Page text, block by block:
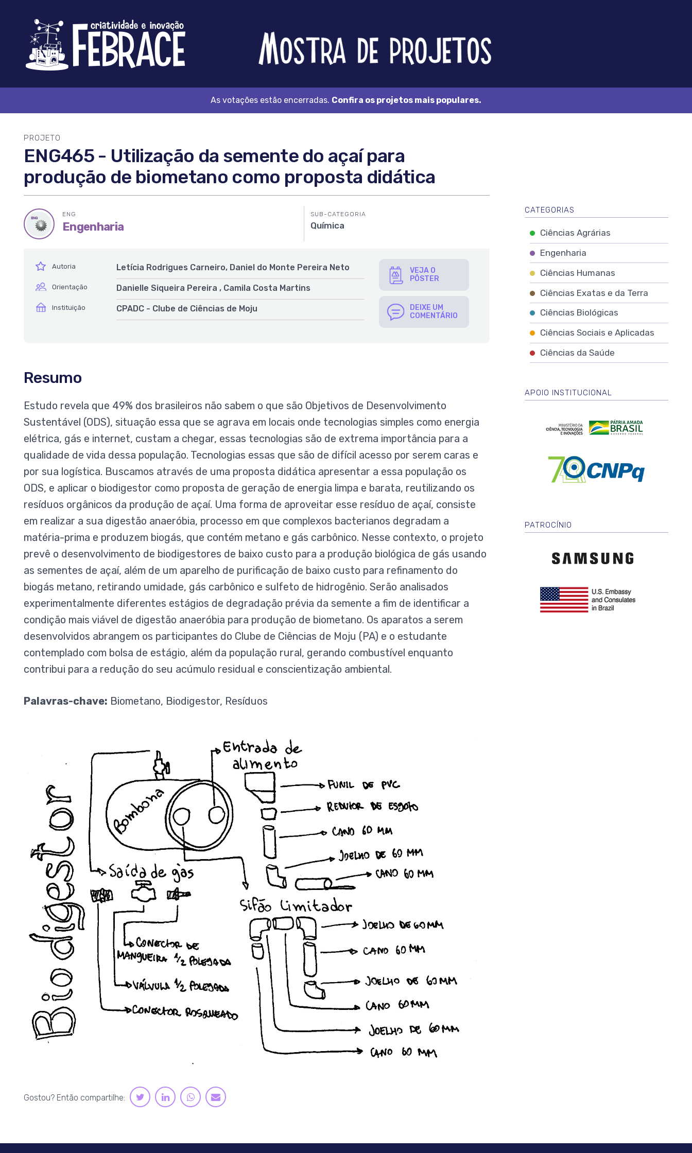
Logo
FEBRACE
Feira
Brasileira
de
Ciência
Tecnologia
As votações estão encerradas. Confira os projetos mais populares.
PROJETO
ENG465 - Utilização da semente do açaí para
produção de biometano como proposta didática
Ícone ENG
Engenharia
SUB-CATEGORIA
Química
íconeAutoria
Letícia Rodrigues Carneiro, Daniel do Monte Pereira Neto
íconeOrientação
Danielle Siqueira Pereira , Camila Costa Martins
íconeInstituição CPADC - Clube de Ciências de Moju
VEJA O
PÔSTER
DEIXE UM
COMENTÁRIO
Resumo
Estudo revela que 49% dos brasileiros não sabem o que são Objetivos de Desenvolvimento
Sustentável (ODS), situação essa que se agrava em locais onde tecnologias simples como energia
elétrica, gás e internet, custam a chegar, essas tecnologias são de extrema importância para a
qualidade de vida dessa população. Tecnologias essas que são de difícil acesso por serem caras e
por sua logística. Buscamos através de uma proposta didática apresentar a essa população os
ODS, e aplicar o biodigestor como proposta de geração de energia limpa e barata, reutilizando os
resíduos orgânicos da produção de açaí. Uma forma de aproveitar esse resíduo de açaí, consiste
em realizar a sua digestão anaeróbia, processo em que complexos bacterianos degradam a
matéria-prima e produzem biogás, que contém metano e gás carbônico. Nesse contexto, o projeto
prevê o desenvolvimento de biodigestores de baixo custo para a produção biológica de gás usando
as sementes de açaí, além de um aparelho de purificação de baixo custo para refinamento do
biogás metano, retirando umidade, gás carbônico e sulfeto de hidrogênio. Serão analisados
experimentalmente diferentes estágios de degradação prévia da semente a fim de identificar a
condição mais viável de digestão anaeróbia para produção de biometano. Os aparatos a serem
desenvolvidos abrangem os participantes do Clube de Ciências de Moju (PA) e o estudante
contemplado com bolsa de estágio, além da população rural, gerando combustível enquanto
contribui para a redução do seu acúmulo residual e conscientização ambiental.
Palavras-chave: Biometano, Biodigestor, Resíduos
Gostou? Então compartilhe: TWITTERLINKEDINWHATSAPP
E-
MAIL
CATEGORIAS
Ciências Agrárias
Engenharia
Ciências Humanas
Ciências Exatas e da Terra
Ciências Biológicas
Ciências Sociais e Aplicadas
Ciências da Saúde
APOIO INSTITUCIONAL
Ministério
Tecnologia
Inovação
CNPq
PATROCÍNIO
Samsung
Embaixada
Americana